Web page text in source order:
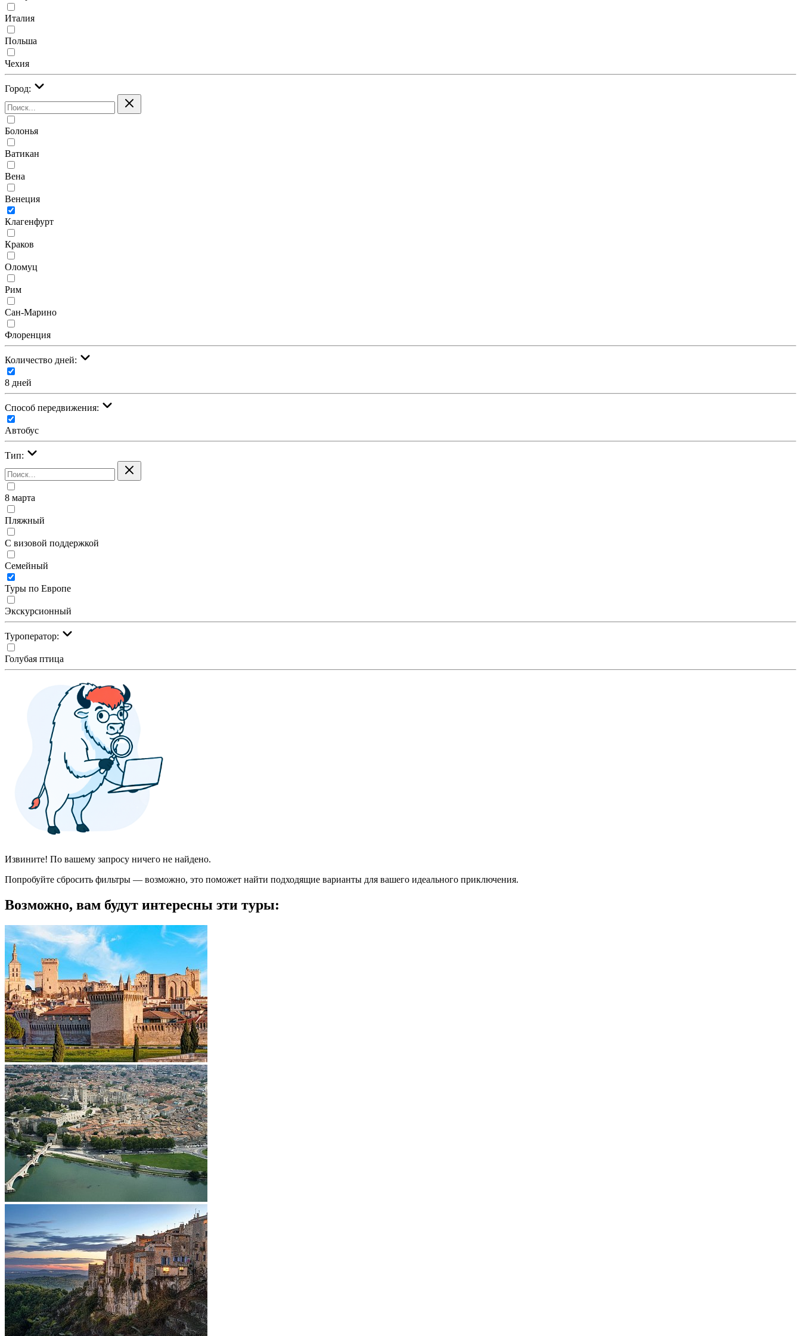
Италия
Польша
Чехия
Город:
Болонья
Ватикан
Вена
Венеция
Клагенфурт
Краков
Оломуц
Рим
Сан-Марино
Флоренция
Количество дней:
8 дней
Cпособ передвижения:
Автобус
Тип:
8 марта
Пляжный
С визовой поддержкой
Семейный
Туры по Европе
Экскурсионный
Туроператор:
Голубая птица
Извините! По вашему запросу ничего не найдено.
Попробуйте сбросить фильтры — возможно, это поможет найти подходящие варианты для вашего идеального приключения.
Возможно, вам будут интересны эти туры: